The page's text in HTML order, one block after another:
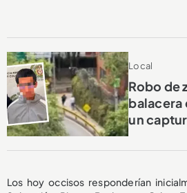
Local
Robo de
balacera
un
Los hoy occisos responderían